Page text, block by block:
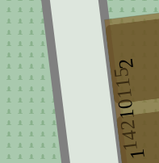
14210115
1
2